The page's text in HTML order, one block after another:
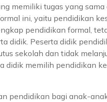
memiliki tugas yang sama
ini, yaitu pendidikan
pendidikan formal,
didik. Peserta didik
sekolah dan tidak
didik memilih pendidikan
pendidikan bagi anak-